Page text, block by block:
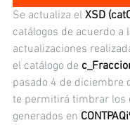
Se actualiza el XSD
catálogos de acuerdo a
actualizaciones
el catálogo de
pasado 4 de diciembre
te permitirá timbrar los
generados en